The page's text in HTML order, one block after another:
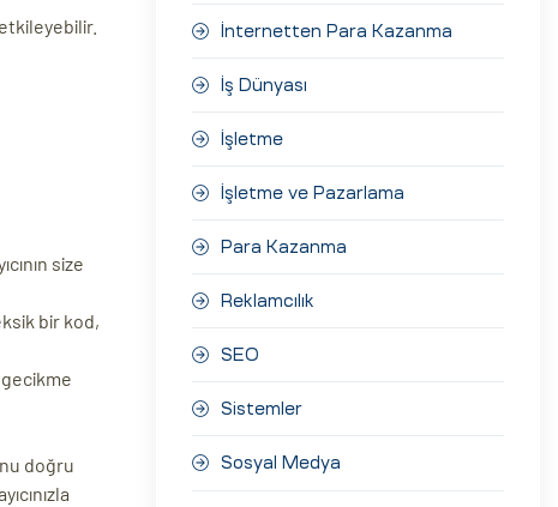
size
bir kod,
gecikme
doğru
İnternetten Para Kazanma
İş Dünyası
İşletme
İşletme ve Pazarlama
Para Kazanma
Reklamcılık
SEO
Sistemler
Sosyal Medya